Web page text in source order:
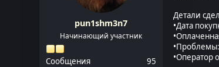
pun1shm3n7
Начинающий участник
Сообщения
95
Детали
•Дата
•Оператор